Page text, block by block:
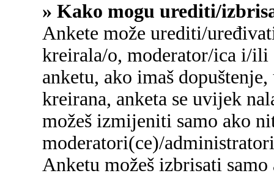
» Kako mogu urediti/
Ankete može urediti/
kreirala/o, moderator/ica i/
anketu, ako imaš
kreirana, anketa se uvijek
možeš izmijeniti samo ako
moderatori(ce)/
Anketu možeš izbrisati